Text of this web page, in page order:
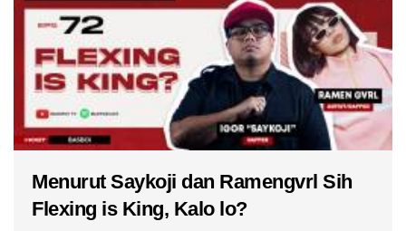
Menurut Saykoji dan Ramengvrl Sih
Flexing is King, Kalo lo?